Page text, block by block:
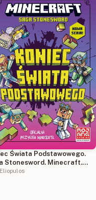
Świata Podstawowego.
Stonesword. Minecraft.